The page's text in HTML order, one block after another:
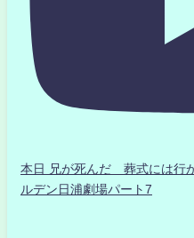
本日 兄が死んだ 葬式には
ルデン日浦劇場パート7